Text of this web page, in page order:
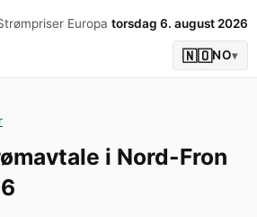
Europa torsdag 6. august 2026
🇳🇴NO▾
i Nord-Fron